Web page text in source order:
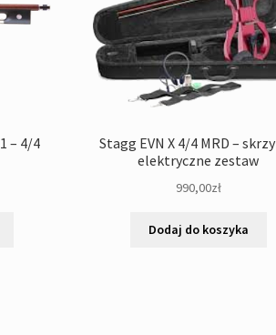
– 4/4
Stagg EVN X 4/4 MRD –
elektryczne zestaw
990,00zł
Dodaj do koszyka